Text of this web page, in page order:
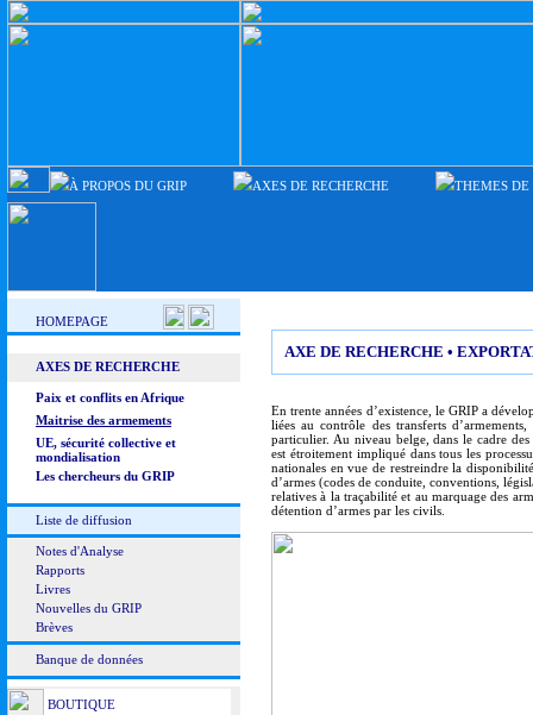
À PROPOS DU GRIP AXES DE RECHERCHE THEMES DE
HOMEPAGE
AXES DE RECHERCHE
Paix et conflits en Afrique
Maitrise des armements
UE, sécurité collective et
mondialisation
Les chercheurs du GRIP
Liste de diffusion
Notes d'Analyse
Rapports
Livres
Nouvelles du GRIP
Brèves
Banque de données
BOUTIQUE
AXE DE RECHERCHE •
En trente années d’existence, le GRIP a
liées au contrôle des transferts
particulier. Au niveau belge, dans le cadre
est étroitement impliqué dans tous les
nationales en vue de restreindre la
d’armes (codes de conduite, conventions,
relatives à la traçabilité et au marquage des
détention d’armes par les civils.